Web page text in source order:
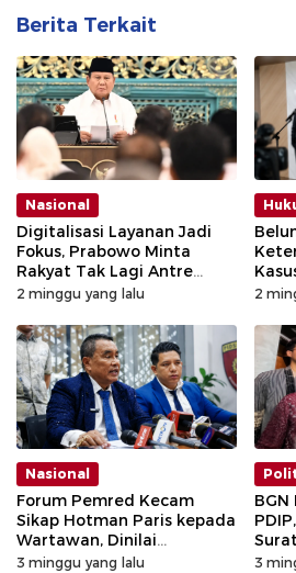
Berita Terkait
Nasional
Digitalisasi Layanan Jadi
Fokus, Prabowo Minta
Rakyat Tak Lagi Antre
Berjam-jam
2 minggu yang lalu 2
Nasional
Forum Pemred Kecam
Sikap Hotman Paris kepada
Wartawan, Dinilai
Merendahkan Profesi Pers
3 minggu yang lalu 3